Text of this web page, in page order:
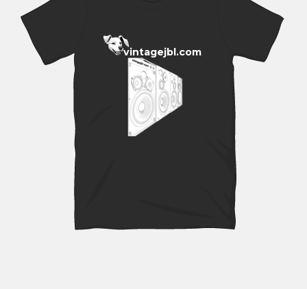
vintagejbl.com